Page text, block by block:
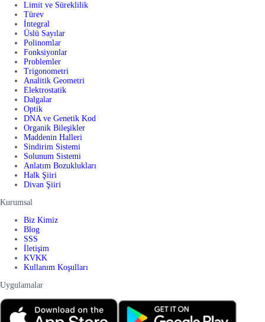
Limit ve Süreklilik
Türev
İntegral
Üslü Sayılar
Polinomlar
Fonksiyonlar
Problemler
Trigonometri
Analitik Geometri
Elektrostatik
Dalgalar
Optik
DNA ve Genetik Kod
Organik Bileşikler
Maddenin Halleri
Sindirim Sistemi
Solunum Sistemi
Anlatım Bozuklukları
Halk Şiiri
Divan Şiiri
Kurumsal
Biz Kimiz
Blog
SSS
İletişim
KVKK
Kullanım Koşulları
Uygulamalar